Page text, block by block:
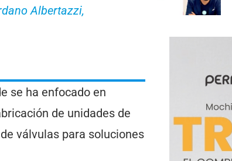
Albertazzi,
se ha enfocado en
de unidades de
válvulas para soluciones